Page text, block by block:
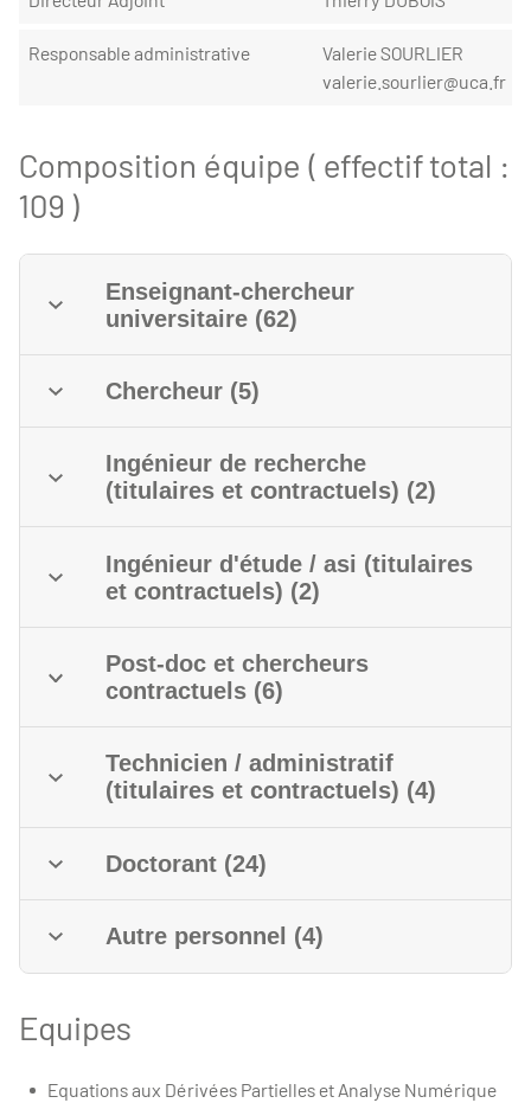
Responsable administrative
Valerie SOURLIER
valerie.sourlier@uca.fr
Composition équipe ( effectif total :
109 )
Enseignant-chercheur
universitaire (62)
Chercheur (5)
Ingénieur de recherche
(titulaires et contractuels) (2)
Ingénieur d'étude / asi (titulaires
et contractuels) (2)
Post-doc et chercheurs
contractuels (6)
Technicien / administratif
(titulaires et contractuels) (4)
Doctorant (24)
Autre personnel (4)
Equipes
Equations aux Dérivées Partielles et Analyse Numérique